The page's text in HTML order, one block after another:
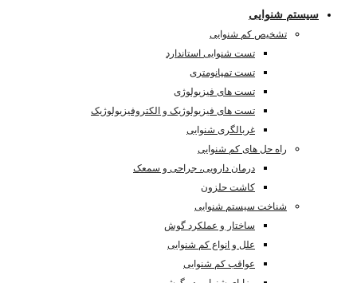
سیستم شنوایی
تشخیص کم شنوایی
تست شنوایی استاندارد
تست تمپانومتری
تست های فیزیولوژی
تست های فیزیولوژیک و الکتروفیزیولوژیک
غربالگری شنوایی
راه حل های کم شنوایی
درمان دارویی، جراحی و سمعک
کاشت حلزون
شناخت سیستم شنوایی
ساختار و عملکرد گوش
علل و انواع کم شنوایی
عواقب کم شنوایی